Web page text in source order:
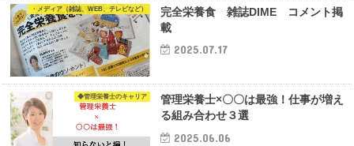
・メディア（雑誌、WEB、テレビなど）
完全栄養食 雑誌DIME コメント掲
載
2025.07.17
◆管理栄養士のキャリア
管理栄養士×〇〇は最強！仕事が増え
る組み合わせ３選
2025.06.06